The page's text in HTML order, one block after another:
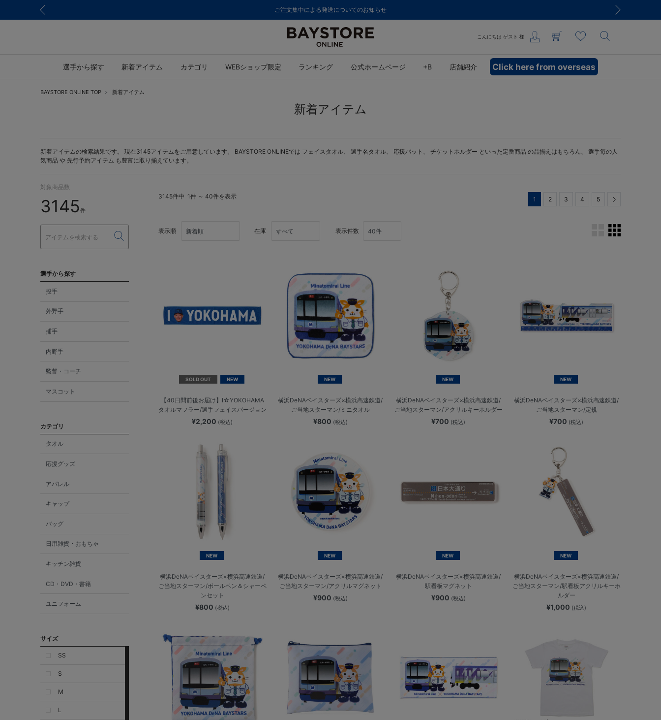
ご注文集中による発送についてのお知らせ
こんにちは ゲスト 様
選手から探す 新着アイテム カテゴリ WEBショップ限定 ランキング 公式ホームページ +B 店舗紹介 Click here from overseas
BAYSTORE ONLINE TOP 新着アイテム
新着アイテム
新着アイテムの検索結果です。 現在3145アイテムをご用意しています。 BAYSTORE ONLINEでは フェイスタオル、 選手名タオル、 応援バット 、 チケットホルダー といった定番商品 の品揃えはもちろん、 選手毎の人
気商品 や 先行予約アイテム も豊富に取り揃えています。
対象商品数
3145件
選手から探す
投手
外野手
捕手
内野手
監督・コーチ
マスコット
カテゴリ
タオル
応援グッズ
アパレル
キャップ
バッグ
日用雑貨・おもちゃ
キッチン雑貨
CD・DVD・書籍
ユニフォーム
サイズ
SS
S
M
L
3145件中 1件 ～ 40件を表示 1 2 3 4 5
表示順 在庫 表示件数
SOLD OUT NEW
【40日間前後お届け】I☆YOKOHAMA
タオルマフラー/選手フェイスバージョン
¥2,200 (税込)
NEW
横浜DeNAベイスターズ×横浜高速鉄道/
ご当地スターマン/ミニタオル
¥800 (税込)
NEW
横浜DeNAベイスターズ×横浜高速鉄道/
ご当地スターマン/アクリルキーホルダー
¥700 (税込)
NEW
横浜DeNAベイスターズ×横浜高速鉄道/
ご当地スターマン/定規
¥700 (税込)
NEW
横浜DeNAベイスターズ×横浜高速鉄道/
ご当地スターマン/ボールペン＆シャーペ
ンセット
¥800 (税込)
NEW
横浜DeNAベイスターズ×横浜高速鉄道/
ご当地スターマン/アクリルマグネット
¥900 (税込)
NEW
横浜DeNAベイスターズ×横浜高速鉄道/
駅看板マグネット
¥900 (税込)
NEW
横浜DeNAベイスターズ×横浜高速鉄道/
ご当地スターマン/駅看板アクリルキーホ
ルダー
¥1,000 (税込)